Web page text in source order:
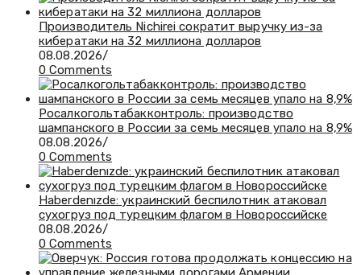
Производитель Nichirei сократит выручку из-за
кибератаки на 32 миллиона долларов
08.08.2026/
0 Comments
Росалкогольтабакконтроль: производство
шампанского в России за семь месяцев упало на 8,9%
08.08.2026/
0 Comments
Haberdenızde: украинский беспилотник атаковал
сухогруз под турецким флагом в Новороссийске
08.08.2026/
0 Comments